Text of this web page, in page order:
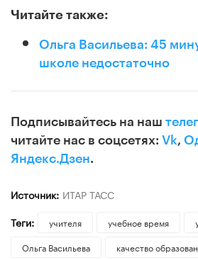
Читайте также:
Ольга Васильева: 45
школе недостаточно
Подписывайтесь на наш
читайте нас в соцсетях: Vk,
Яндекс.Дзен.
Источник: ИТАР ТАСС
Теги:
учителя учебное время
Ольга Васильева
качество